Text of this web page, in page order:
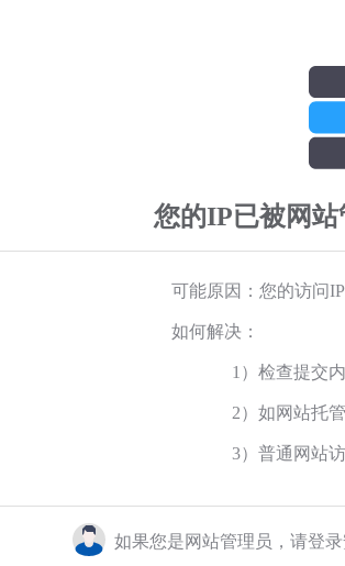
您的IP已被网
可能原因：您的访问
如何解决：
1）检查提交
2）如网站托
3）普通网站
如果您是网站管理员，请登